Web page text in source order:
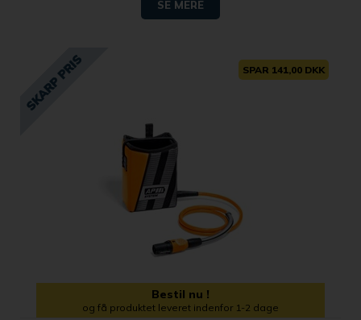
SE MERE
SPAR 141,00 DKK
Bestil nu !
og få produktet leveret indenfor 1-2 dage